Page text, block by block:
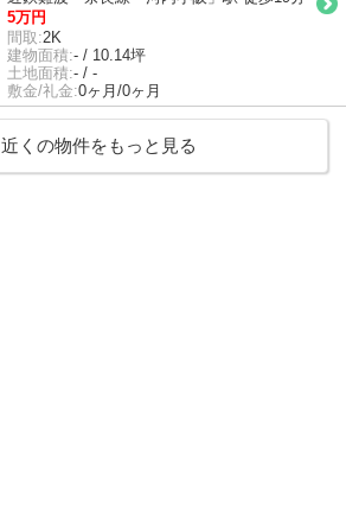
5万円
間取:2K
建物面積:- / 10.14坪
土地面積:- / -
敷金/礼金:0ヶ月/0ヶ月
近くの物件をもっと見る